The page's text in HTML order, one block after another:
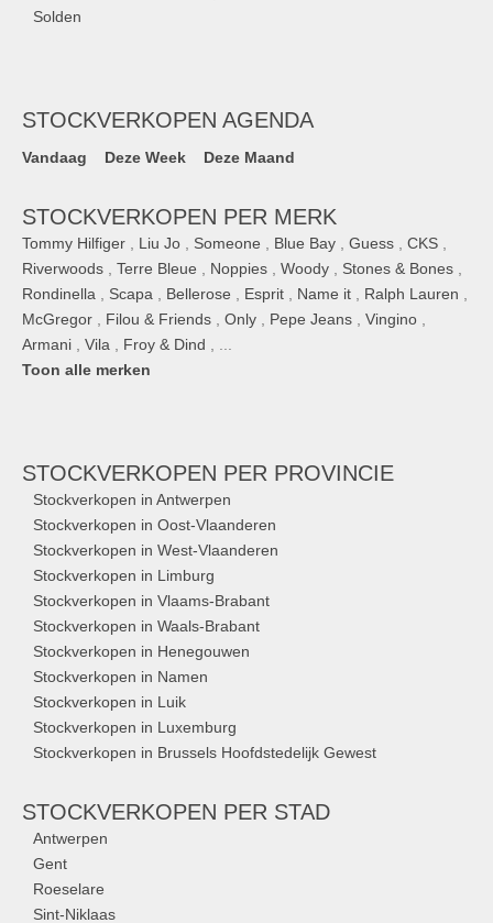
Solden
STOCKVERKOPEN AGENDA
Vandaag Deze Week Deze Maand
STOCKVERKOPEN PER MERK
Tommy Hilfiger Liu Jo Someone Blue Bay Guess CKS
Riverwoods
Terre Bleue Noppies Woody Stones & Bones
Rondinella
Scapa Bellerose Esprit Name it Ralph Lauren
McGregor
Filou & Friends Only Pepe Jeans Vingino
Armani
Vila Froy & Dind
Toon alle merken
STOCKVERKOPEN PER PROVINCIE
Stockverkopen in Antwerpen
Stockverkopen in Oost-Vlaanderen
Stockverkopen in West-Vlaanderen
Stockverkopen in Limburg
Stockverkopen in Vlaams-Brabant
Stockverkopen in Waals-Brabant
Stockverkopen in Henegouwen
Stockverkopen in Namen
Stockverkopen in Luik
Stockverkopen in Luxemburg
Stockverkopen in Brussels Hoofdstedelijk Gewest
STOCKVERKOPEN PER STAD
Antwerpen
Gent
Roeselare
Sint-Niklaas